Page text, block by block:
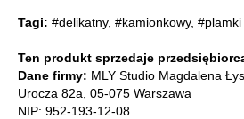
Tagi: #delikatny, #kamionkowy, #plamki
Ten produkt sprzedaje
Dane firmy: MLY Studio Magdalena
Urocza 82a, 05-075 Warszawa
NIP: 952-193-12-08